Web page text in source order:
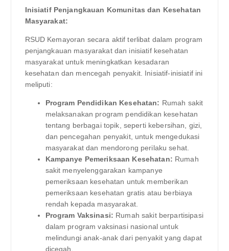
Inisiatif Penjangkauan Komunitas dan Kesehatan
Masyarakat:
RSUD Kemayoran secara aktif terlibat dalam program
penjangkauan masyarakat dan inisiatif kesehatan
masyarakat untuk meningkatkan kesadaran
kesehatan dan mencegah penyakit. Inisiatif-inisiatif ini
meliputi:
Program Pendidikan Kesehatan: Rumah sakit
melaksanakan program pendidikan kesehatan
tentang berbagai topik, seperti kebersihan, gizi,
dan pencegahan penyakit, untuk mengedukasi
masyarakat dan mendorong perilaku sehat.
Kampanye Pemeriksaan Kesehatan: Rumah
sakit menyelenggarakan kampanye
pemeriksaan kesehatan untuk memberikan
pemeriksaan kesehatan gratis atau berbiaya
rendah kepada masyarakat.
Program Vaksinasi: Rumah sakit berpartisipasi
dalam program vaksinasi nasional untuk
melindungi anak-anak dari penyakit yang dapat
dicegah.